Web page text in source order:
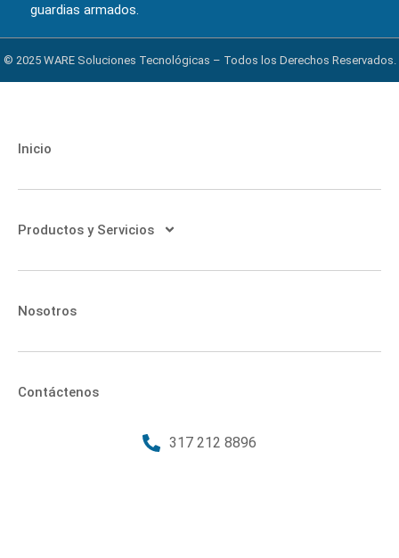
guardias armados.
© 2025 WARE Soluciones Tecnológicas – Todos los Derechos Reservados.
Inicio
Productos y Servicios
Nosotros
Contáctenos
317 212 8896